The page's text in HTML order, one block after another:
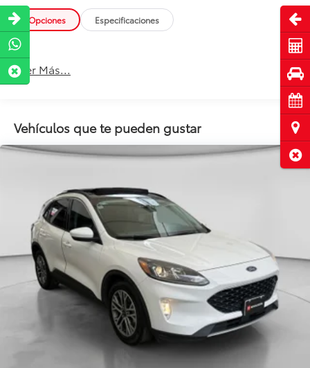
Opciones Especificaciones
Leer Más...
Vehículos que te pueden gustar